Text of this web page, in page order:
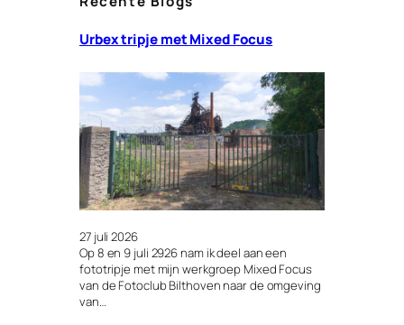
Urbex tripje met Mixed Focus
27 juli 2026
Op 8 en 9 juli 2926 nam ik deel aan een
fototripje met mijn werkgroep Mixed Focus
van de Fotoclub Bilthoven naar de omgeving
van…